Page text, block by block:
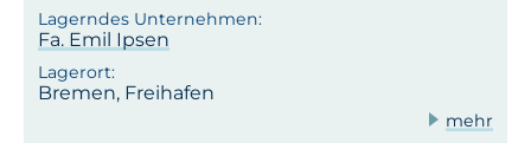
Fa. Emil Ipsen
Bremen, Freihafen
mehr